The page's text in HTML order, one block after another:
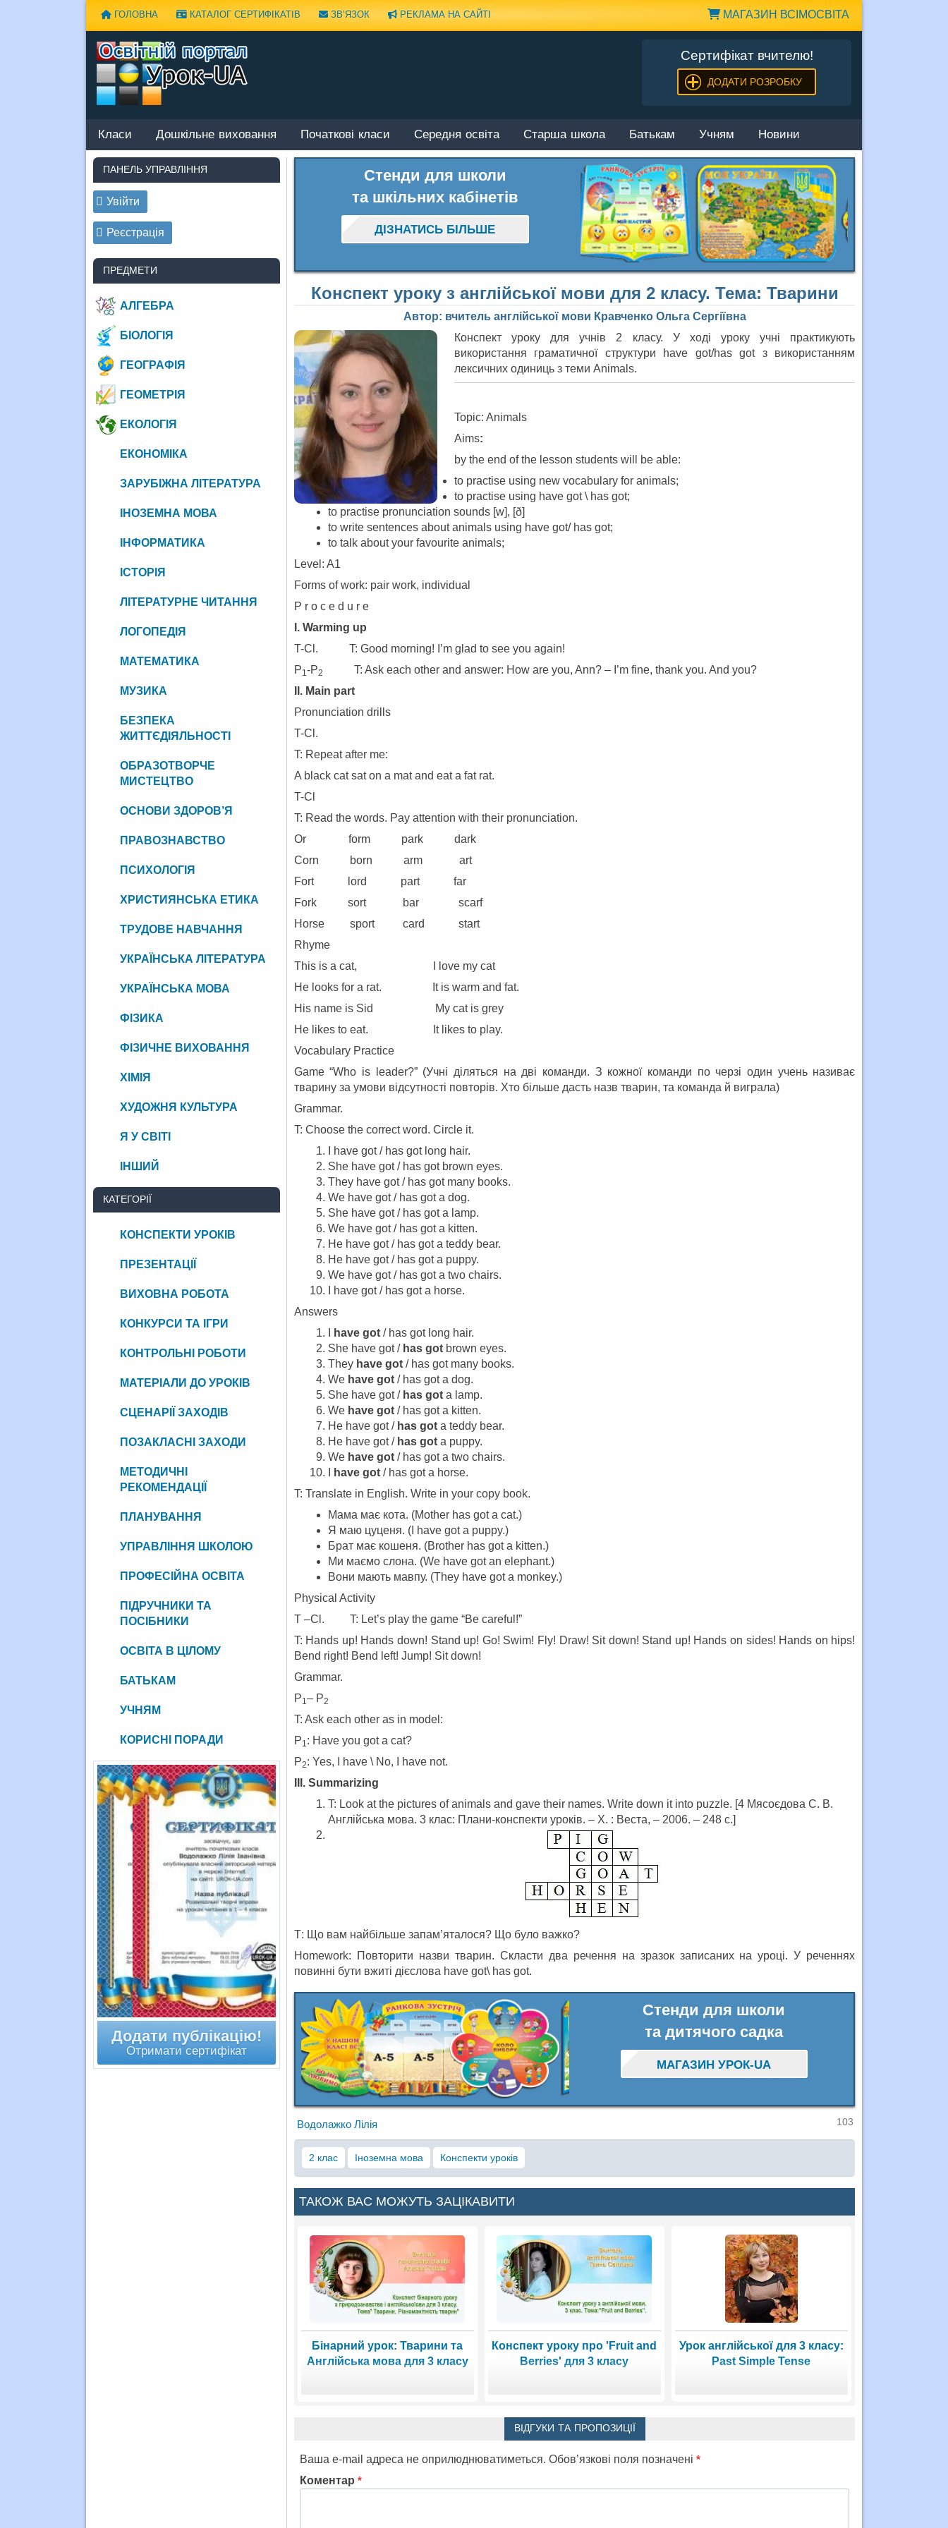
МАГАЗИН ВСІМОСВІТА
ГОЛОВНА КАТАЛОГ СЕРТИФІКАТІВ ЗВ’ЯЗОК РЕКЛАМА НА САЙТІ
Сертифікат вчителю!
ДОДАТИ РОЗРОБКУ
Класи Дошкільне виховання Початкові класи Середня освіта Старша школа Батькам Учням Новини
Стенди для школи
та шкільних кабінетів
ДІЗНАТИСЬ БІЛЬШЕ
Конспект уроку з англійської мови для 2 класу. Тема: Тварини
Автор: вчитель англійської мови Кравченко Ольга Сергіївна
Конспект уроку для учнів 2 класу. У ході уроку учні практикують
використання граматичної структури have got/has got з використанням
лексичних одиниць з теми Animals.
Topic: Animals
Aims:
by the end of the lesson students will be able:
to practise using new vocabulary for animals;
to practise using have got \ has got;
to practise pronunciation sounds [w], [ð]
to write sentences about animals using have got/ has got;
to talk about your favourite animals;
Level: A1
Forms of work: pair work, individual
P r o c e d u r e
I. Warming up
T-Cl. T: Good morning! I’m glad to see you again!
P1-P2
T: Ask each other and answer: How are you, Ann? – I’m fine, thank you. And you?
ІІ. Main part
Pronunciation drills
T-Cl.
T: Repeat after me:
A black cat sat on a mat and eat a fat rat.
T-Cl
T: Read the words. Pay attention with their pronunciation.
Or form park dark
Corn born arm art
Fort lord part far
Fork sort bar scarf
Horse sport card start
Rhyme
This is a cat, I love my cat
He looks for a rat. It is warm and fat.
His name is Sid My cat is grey
He likes to eat. It likes to play.
Vocabulary Practice
Game “Who is leader?” (Учні діляться на дві команди. З кожної команди по черзі один учень називає
тварину за умови відсутності повторів. Хто більше дасть назв тварин, та команда й виграла)
Grammar.
T: Choose the correct word. Circle it.
I have got / has got long hair.
She have got / has got brown eyes.
They have got / has got many books.
We have got / has got a dog.
She have got / has got a lamp.
We have got / has got a kitten.
He have got / has got a teddy bear.
He have got / has got a puppy.
We have got / has got a two chairs.
I have got / has got a horse.
Answers
have got/ has got long hair.
She have got / has gotbrown eyes.
They have got/ has got many books.
We have got/ has got a dog.
She have got / has gota lamp.
We have got/ has got a kitten.
He have got / has gota teddy bear.
He have got / has gota puppy.
We have got/ has got a two chairs.
have got/ has got a horse.
T: Translate in English. Write in your copy book.
Мама має кота. (Mother has got a cat.)
Я маю цуценя. (I have got a puppy.)
Брат має кошеня. (Brother has got a kitten.)
Ми маємо слона. (We have got an elephant.)
Вони мають мавпу. (They have got a monkey.)
Physical Activity
T –Cl. T: Let’s play the game “Be careful!”
T: Hands up! Hands down! Stand up! Go! Swim! Fly! Draw! Sit down! Stand up! Hands on sides! Hands on hips!
Bend right! Bend left! Jump! Sit down!
Grammar.
P1– P2
T: Ask each other as in model:
P1: Have you got a cat?
P2: Yes, I have \ No, I have not.
ІІІ. Summarizing
T: Look at the pictures of animals and gave their names. Write down it into puzzle. [4 Мясоєдова С. В.
Англійська мова. 3 клас: Плани-конспекти уроків. – Х. : Веста, – 2006. – 248 с.]
Т: Що вам найбільше запам’яталося? Що було важко?
Homework: Повторити назви тварин. Скласти два речення на зразок записаних на уроці. У реченнях
повинні бути вжиті дієслова have got\ has got.
Стенди для школи
та дитячого садка
МАГАЗИН УРОК-UA
Водолажко Лілія 103
2 клас Іноземна мова Конспекти уроків
ТАКОЖ ВАС МОЖУТЬ ЗАЦІКАВИТИ
Бінарний урок: Тварини та
Англійська мова для 3 класу
Конспект уроку про 'Fruit and
Berries' для 3 класу
Урок англійської для 3 класу:
Past Simple Tense
ВІДГУКИ ТА ПРОПОЗИЦІЇ
Ваша e-mail адреса не оприлюднюватиметься. Обов’язкові поля позначені *
Коментар *
ПАНЕЛЬ УПРАВЛІННЯ
Увійти
Реєстрація
ПРЕДМЕТИ
АЛГЕБРА
БІОЛОГІЯ
ГЕОГРАФІЯ
ГЕОМЕТРІЯ
ЕКОЛОГІЯ
ЕКОНОМІКА
ЗАРУБІЖНА ЛІТЕРАТУРА
ІНОЗЕМНА МОВА
ІНФОРМАТИКА
ІСТОРІЯ
ЛІТЕРАТУРНЕ ЧИТАННЯ
ЛОГОПЕДІЯ
МАТЕМАТИКА
МУЗИКА
БЕЗПЕКА
ЖИТТЄДІЯЛЬНОСТІ
ОБРАЗОТВОРЧЕ
МИСТЕЦТВО
ОСНОВИ ЗДОРОВ’Я
ПРАВОЗНАВСТВО
ПСИХОЛОГІЯ
ХРИСТИЯНСЬКА ЕТИКА
ТРУДОВЕ НАВЧАННЯ
УКРАЇНСЬКА ЛІТЕРАТУРА
УКРАЇНСЬКА МОВА
ФІЗИКА
ФІЗИЧНЕ ВИХОВАННЯ
ХІМІЯ
ХУДОЖНЯ КУЛЬТУРА
Я У СВІТІ
ІНШИЙ
КАТЕГОРІЇ
КОНСПЕКТИ УРОКІВ
ПРЕЗЕНТАЦІЇ
ВИХОВНА РОБОТА
КОНКУРСИ ТА ІГРИ
КОНТРОЛЬНІ РОБОТИ
МАТЕРІАЛИ ДО УРОКІВ
СЦЕНАРІЇ ЗАХОДІВ
ПОЗАКЛАСНІ ЗАХОДИ
МЕТОДИЧНІ
РЕКОМЕНДАЦІЇ
ПЛАНУВАННЯ
УПРАВЛІННЯ ШКОЛОЮ
ПРОФЕСІЙНА ОСВІТА
ПІДРУЧНИКИ ТА
ПОСІБНИКИ
ОСВІТА В ЦІЛОМУ
БАТЬКАМ
УЧНЯМ
КОРИСНІ ПОРАДИ
Додати публікацію!
Отримати сертифікат